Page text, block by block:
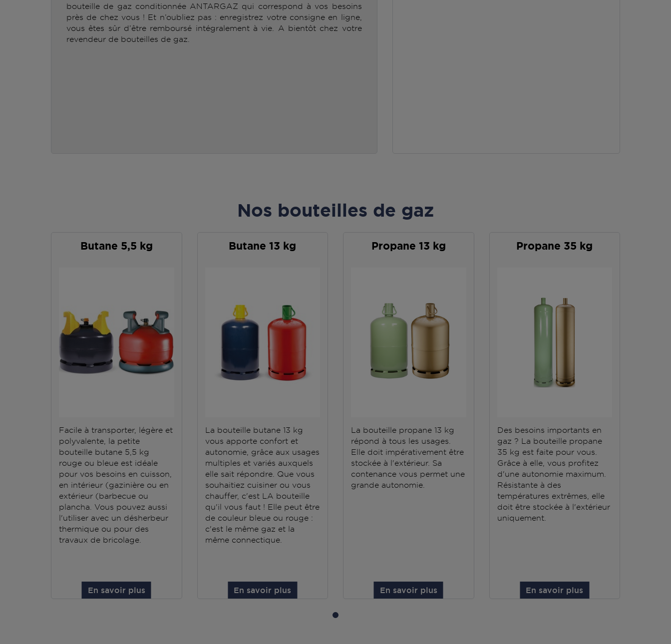
bouteille de gaz conditionnée ANTARGAZ qui correspond à vos besoins
près de chez vous ! Et n’oubliez pas : enregistrez votre consigne en ligne,
vous êtes sûr d’être remboursé intégralement à vie. A bientôt chez votre
revendeur de bouteilles de gaz.
Nos bouteilles de gaz
Butane 5,5 kg
Facile à transporter, légère et
polyvalente, la petite
bouteille butane 5,5 kg
rouge ou bleue est idéale
pour vos besoins en cuisson,
en intérieur (gazinière ou en
extérieur (barbecue ou
plancha. Vous pouvez aussi
l'utiliser avec un désherbeur
thermique ou pour des
travaux de bricolage.
En savoir plus
Butane 13 kg
La bouteille butane 13 kg
vous apporte confort et
autonomie, grâce aux usages
multiples et variés auxquels
elle sait répondre. Que vous
souhaitiez cuisiner ou vous
chauffer, c'est LA bouteille
qu'il vous faut ! Elle peut être
de couleur bleue ou rouge :
c'est le même gaz et la
même connectique.
En savoir plus
Propane 13 kg
La bouteille propane 13 kg
répond à tous les usages.
Elle doit impérativement être
stockée à l'extérieur. Sa
contenance vous permet une
grande autonomie.
En savoir plus
Propane 35 kg
Des besoins importants en
gaz ? La bouteille propane
35 kg est faite pour vous.
Grâce à elle, vous profitez
d'une autonomie maximum.
Résistante à des
températures extrêmes, elle
doit être stockée à l'extérieur
uniquement.
En savoir plus